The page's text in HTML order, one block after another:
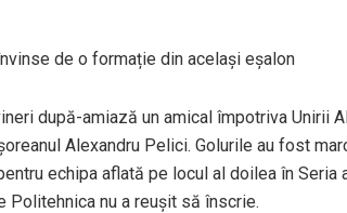
de o formație din același eșalon
după-amiază un amical împotriva Unirii
Alexandru Pelici. Golurile au fost
echipa aflată pe locul al doilea în Seria
Politehnica nu a reușit să înscrie.